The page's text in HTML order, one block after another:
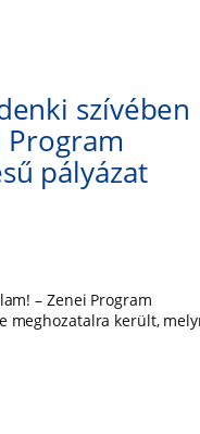
szívében
Program
pályázat
– Zenei Program
meghozatalra került,